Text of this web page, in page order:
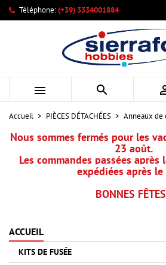
Téléphone:(+39) 3334001884
 
Accueil PIÈCES DÉTACHÉES Anneaux de
Nous sommes fermés pour les
23 août.
Les commandes passées
expédiées après
BONNES
ACCUEIL
KITS DE FUSÉE
Mes listes d'envies
Créer une nouvelle liste
((modalTitle))
((confirmMessage))
((cancelText))
Créer une liste d'envies
Nom de la liste d'envies
Annuler
Connexion
Vous devez être connecté pour
liste d'envies.